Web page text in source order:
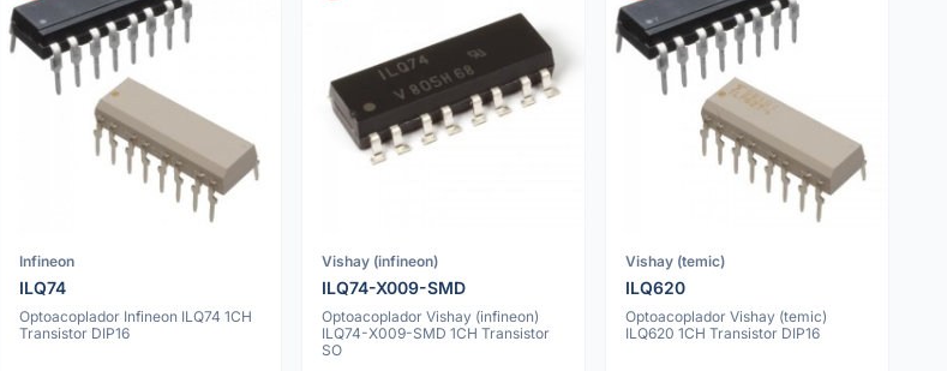
Infineon
ILQ74
Optoacoplador Infineon ILQ74 1CH
Transistor DIP16
Vishay (infineon)
ILQ74-X009-SMD
Optoacoplador Vishay (infineon)
ILQ74-X009-SMD 1CH Transistor
SO
Vishay (temic)
ILQ620
Optoacoplador Vishay (temic)
ILQ620 1CH Transistor DIP16